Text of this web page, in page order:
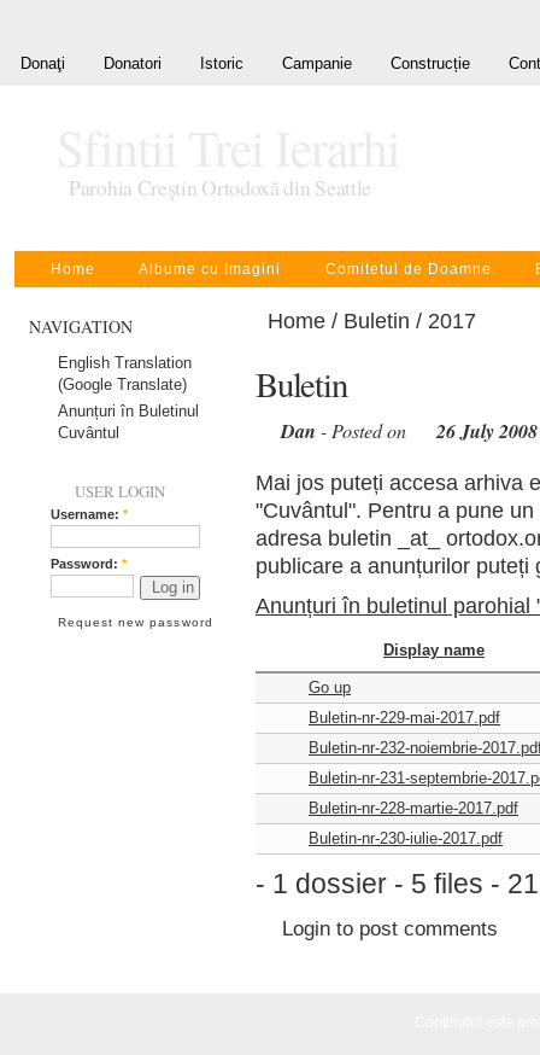
Donaţi Donatori Istoric Campanie Construcție
Parohia Creştin Ortodoxă din Seattle
Home Albume cu Imagini Comitetul de Doamne
NAVIGATION
English Translation
(Google Translate)
Anunțuri în Buletinul
Cuvântul
USER LOGIN
Username: *
Password: *
Request new password
Home / Buletin / 2017
Buletin
Dan - Posted on 26 July 2008
Mai jos puteți accesa arhiva
"Cuvântul". Pentru a pune
adresa buletin _at_
publicare a anunțurilor puteți
Anunțuri în buletinul parohial
Display name
Go up
Buletin-nr-229-mai-2017.pdf
Buletin-nr-232-noiembrie-
Buletin-nr-231-septembrie-
Buletin-nr-228-martie-2017.pdf
Buletin-nr-230-iulie-2017.pdf
- 1 dossier - 5 files -
Login to post comments